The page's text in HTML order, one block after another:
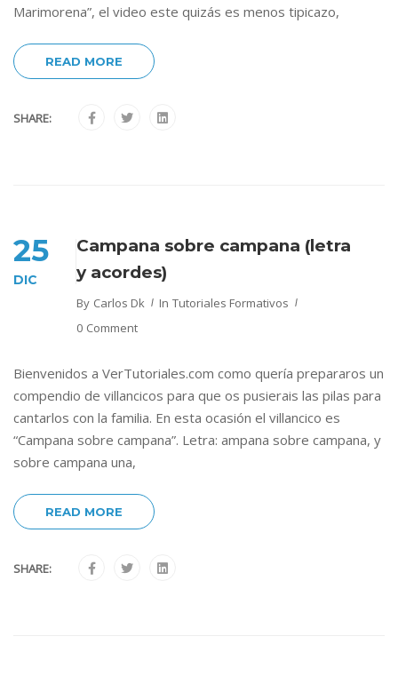
Marimorena”, el video este quizás es menos tipicazo,
READ MORE
SHARE:
25
DIC
Campana sobre campana (letra
y acordes)
By Carlos Dk In Tutoriales Formativos
0 Comment
Bienvenidos a VerTutoriales.com como quería prepararos un
compendio de villancicos para que os pusierais las pilas para
cantarlos con la familia. En esta ocasión el villancico es
“Campana sobre campana”. Letra: ampana sobre campana, y
sobre campana una,
READ MORE
SHARE: